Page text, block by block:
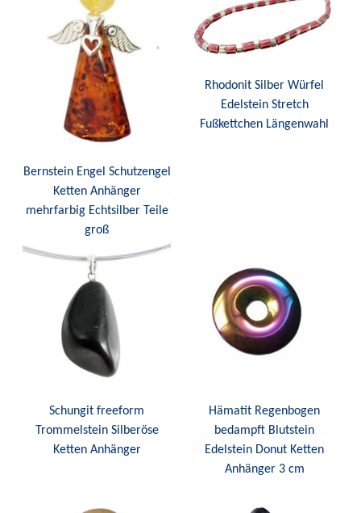
Bernstein Engel Schutzengel
Ketten Anhänger
mehrfarbig Echtsilber Teile
groß
Rhodonit Silber Würfel
Edelstein Stretch
Fußkettchen Längenwahl
Schungit freeform
Trommelstein Silberöse
Ketten Anhänger
Hämatit Regenbogen
bedampft Blutstein
Edelstein Donut Ketten
Anhänger 3 cm